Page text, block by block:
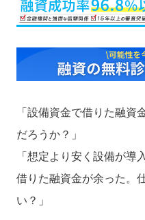
「設備資金で借りた融資
だろうか？」
「想定より安く設備が導
借りた融資金が余った。
い？」